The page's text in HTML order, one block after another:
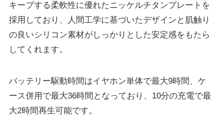
キープする柔軟性に優れたニッケルチタンプレートを
採用しており、人間工学に基づいたデザインと肌触り
の良いシリコン素材がしっかりとした安定感をもたら
してくれます。
バッテリー駆動時間はイヤホン単体で最大9時間、ケ
ース併用で最大36時間となっており、10分の充電で最
大2時間再生可能です。